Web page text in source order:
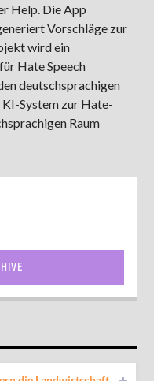
103,9 MHz
Help. Die App
Vorschläge zur
wird ein
Hate Speech
deutschsprachigen
System zur Hate-
Raum